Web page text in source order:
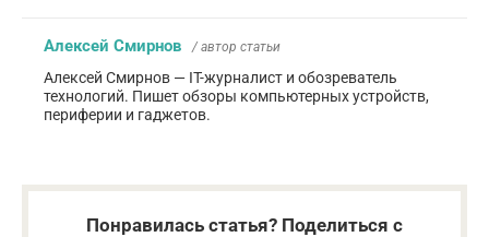
Алексей Смирнов / автор статьи
Алексей Смирнов — IT-журналист и обозреватель
технологий. Пишет обзоры компьютерных устройств,
периферии и гаджетов.
Понравилась статья? Поделиться с